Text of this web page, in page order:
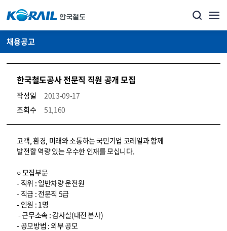
채용공고
한국철도공사 전문직 직원 공개 모집
작성일
2013-09-17
조회수
51,160
코레일소개_경영공시_채용공고 상세보기 – 내용, 파일, 담당자 연락처로 구성
고객, 환경, 미래와 소통하는 국민기업 코레일과 함께
발전할 역량 있는 우수한 인재를 모십니다.
○ 모집부문
- 직위 : 일반차량 운전원
- 직급 : 전문직 5급
- 인원 : 1명
- 근무소속 : 감사실(대전 본사)
- 공모방법 : 외부 공모